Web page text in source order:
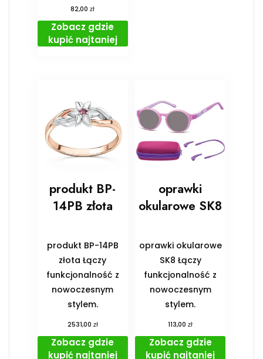
82,00zł
Zobacz gdzie
kupić najtaniej
produkt BP-
14PB złota
produkt BP-14PB
złota Łączy
funkcjonalność z
nowoczesnym
stylem.
2531,00 zł
Zobacz gdzie
kupić najtaniej
oprawki
okularowe SK8
oprawki okularowe
SK8 Łączy
funkcjonalność z
nowoczesnym
stylem.
113,00zł
Zobacz gdzie
kupić najtaniej